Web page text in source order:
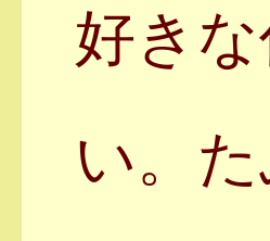
好き
い。